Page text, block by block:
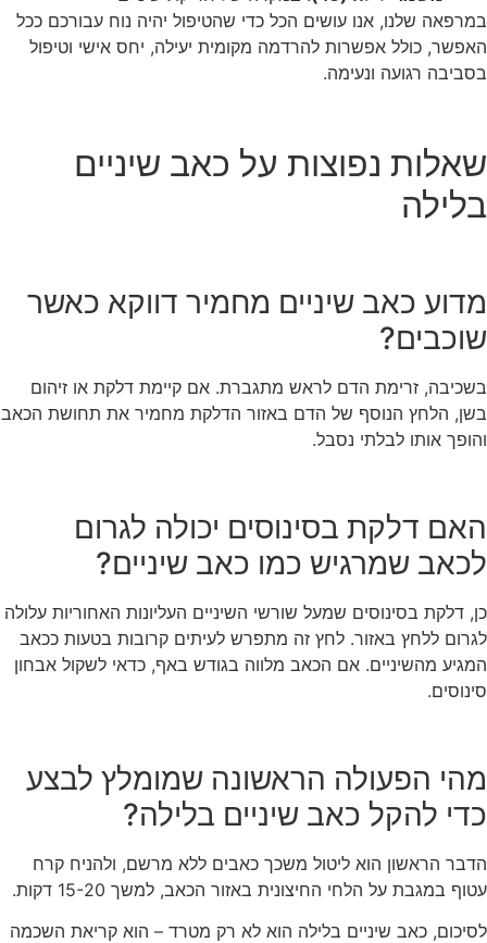
במרפאה שלנו, אנו עושים הכל כדי שהטיפול יהיה נוח עבורכם ככל
האפשר, כולל אפשרות להרדמה מקומית יעילה, יחס אישי וטיפול
בסביבה רגועה ונעימה.
שאלות נפוצות על כאב שיניים
בלילה
מדוע כאב שיניים מחמיר דווקא כאשר
שוכבים?
בשכיבה, זרימת הדם לראש מתגברת. אם קיימת דלקת או זיהום
בשן, הלחץ הנוסף של הדם באזור הדלקת מחמיר את תחושת הכאב
והופך אותו לבלתי נסבל.
האם דלקת בסינוסים יכולה לגרום
לכאב שמרגיש כמו כאב שיניים?
כן, דלקת בסינוסים שמעל שורשי השיניים העליונות האחוריות עלולה
לגרום ללחץ באזור. לחץ זה מתפרש לעיתים קרובות בטעות ככאב
המגיע מהשיניים. אם הכאב מלווה בגודש באף, כדאי לשקול אבחון
סינוסים.
מהי הפעולה הראשונה שמומלץ לבצע
כדי להקל כאב שיניים בלילה?
הדבר הראשון הוא ליטול משכך כאבים ללא מרשם, ולהניח קרח
עטוף במגבת על הלחי החיצונית באזור הכאב, למשך 15-20 דקות.
לסיכום, כאב שיניים בלילה הוא לא רק מטרד – הוא קריאת השכמה